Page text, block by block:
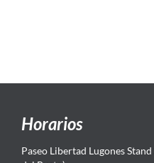
Horarios
Paseo Libertad Lugones